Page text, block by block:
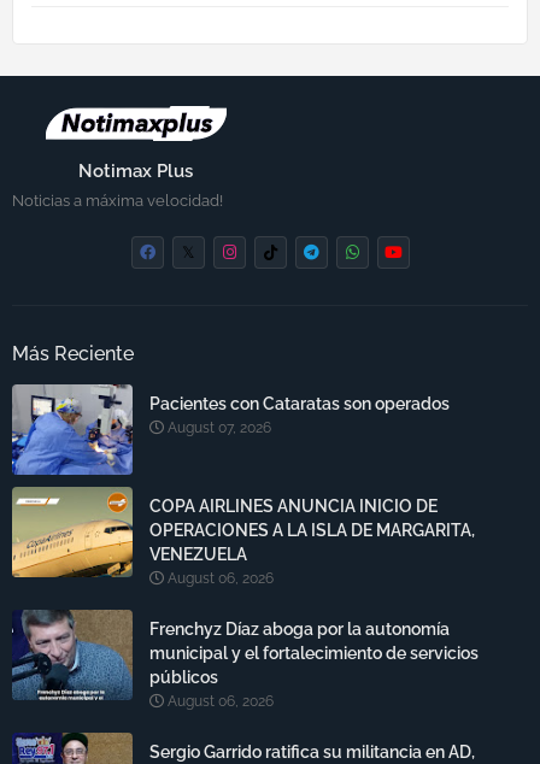
Notimax Plus
Noticias a máxima velocidad!
Más Reciente
Pacientes con Cataratas son operados
August 07, 2026
COPA AIRLINES ANUNCIA INICIO DE
OPERACIONES A LA ISLA DE MARGARITA,
VENEZUELA
August 06, 2026
Frenchyz Díaz aboga por la autonomía
municipal y el fortalecimiento de servicios
públicos
August 06, 2026
Sergio Garrido ratifica su militancia en AD,